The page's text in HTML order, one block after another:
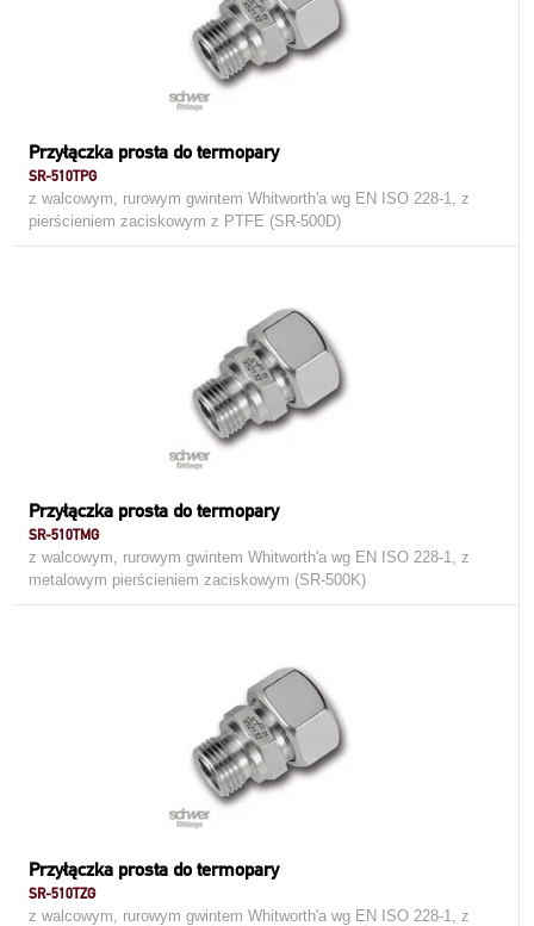
Przyłączka prosta do termopary
SR-510TPG
z walcowym, rurowym gwintem Whitworth'a wg EN ISO 228-1, z
pierścieniem zaciskowym z PTFE (SR-500D)
Przyłączka prosta do termopary
SR-510TMG
z walcowym, rurowym gwintem Whitworth'a wg EN ISO 228-1, z
metalowym pierścieniem zaciskowym (SR-500K)
Przyłączka prosta do termopary
SR-510TZG
z walcowym, rurowym gwintem Whitworth'a wg EN ISO 228-1, z